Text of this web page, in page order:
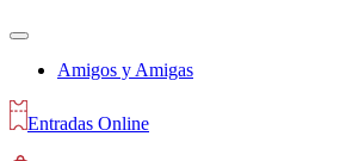
Amigos y Amigas
Entradas Online